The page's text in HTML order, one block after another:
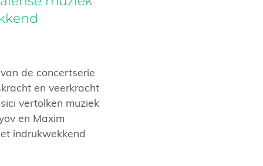
de concertserie
en veerkracht
vertolken muziek
en Maxim
indrukwekkend